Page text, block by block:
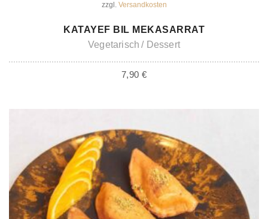
zzgl. Versandkosten
IN DEN WARENKORB
KATAYEF BIL MEKASARRAT
Vegetarisch
Dessert
7,90 €